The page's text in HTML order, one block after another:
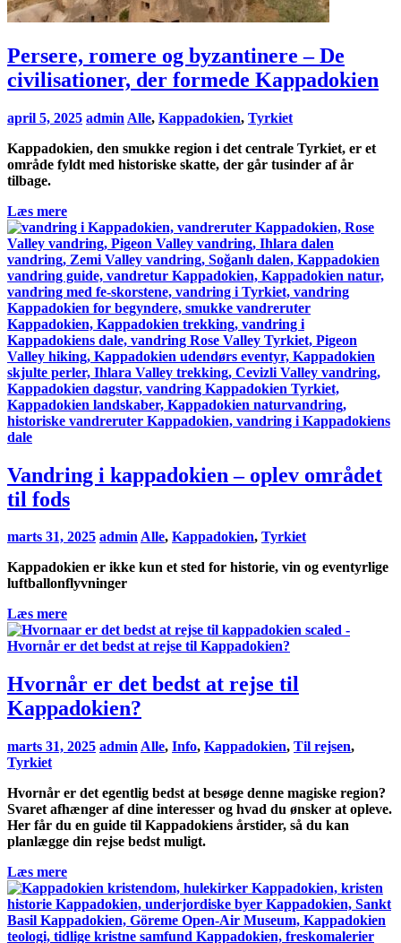
Persere, romere og byzantinere – De
civilisationer, der formede Kappadokien
april 5, 2025 admin Alle, Kappadokien, Tyrkiet
Kappadokien, den smukke region i det centrale Tyrkiet, er et
område fyldt med historiske skatte, der går tusinder af år
tilbage.
Læs mere
Vandring i kappadokien – oplev området
til fods
marts 31, 2025 adminAlle, Kappadokien, Tyrkiet
Kappadokien er ikke kun et sted for historie, vin og eventyrlige
luftballonflyvninger
Læs mere
Hvornår er det bedst at rejse til
Kappadokien?
marts 31, 2025 admin Alle, Info, Kappadokien, Til rejsen,
Tyrkiet
Hvornår er det egentlig bedst at besøge denne magiske region?
Svaret afhænger af dine interesser og hvad du ønsker at opleve.
Her får du en guide til Kappadokiens årstider, så du kan
planlægge din rejse bedst muligt.
Læs mere